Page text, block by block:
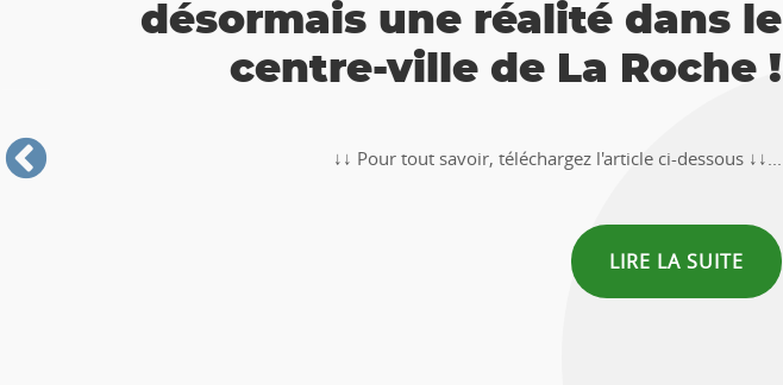
Partez à la chasse au trésor 🚶‍♀🚶‍♂